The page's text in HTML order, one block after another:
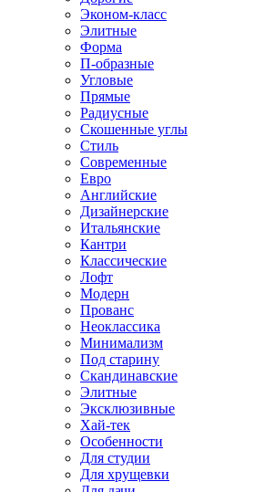
Эконом-класс
Элитные
Форма
П-образные
Угловые
Прямые
Радиусные
Скошенные углы
Стиль
Современные
Евро
Английские
Дизайнерские
Итальянские
Кантри
Классические
Лофт
Модерн
Прованс
Неоклассика
Минимализм
Под старину
Скандинавские
Элитные
Эксклюзивные
Хай-тек
Особенности
Для студии
Для хрущевки